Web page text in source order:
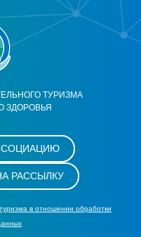
ТУРИЗМА
ЗДОРОВЬЯ
РАССЫЛКУ
в отношении обработки